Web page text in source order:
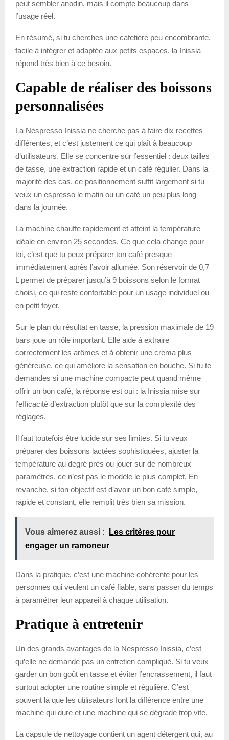
peut sembler anodin, mais il compte beaucoup dans
l’usage réel.
En résumé, si tu cherches une cafetière peu encombrante,
facile à intégrer et adaptée aux petits espaces, la Inissia
répond très bien à ce besoin.
Capable de réaliser des boissons
personnalisées
La Nespresso Inissia ne cherche pas à faire dix recettes
différentes, et c’est justement ce qui plaît à beaucoup
d’utilisateurs. Elle se concentre sur l’essentiel : deux tailles
de tasse, une extraction rapide et un café régulier. Dans la
majorité des cas, ce positionnement suffit largement si tu
veux un espresso le matin ou un café un peu plus long
dans la journée.
La machine chauffe rapidement et atteint la température
idéale en environ 25 secondes. Ce que cela change pour
toi, c’est que tu peux préparer ton café presque
immédiatement après l’avoir allumée. Son réservoir de 0,7
L permet de préparer jusqu’à 9 boissons selon le format
choisi, ce qui reste confortable pour un usage individuel ou
en petit foyer.
Sur le plan du résultat en tasse, la pression maximale de 19
bars joue un rôle important. Elle aide à extraire
correctement les arômes et à obtenir une crema plus
généreuse, ce qui améliore la sensation en bouche. Si tu te
demandes si une machine compacte peut quand même
offrir un bon café, la réponse est oui : la Inissia mise sur
l’efficacité d’extraction plutôt que sur la complexité des
réglages.
Il faut toutefois être lucide sur ses limites. Si tu veux
préparer des boissons lactées sophistiquées, ajuster la
température au degré près ou jouer sur de nombreux
paramètres, ce n’est pas le modèle le plus complet. En
revanche, si ton objectif est d’avoir un bon café simple,
rapide et constant, elle remplit très bien sa mission.
Vous aimerez aussi :
Les critères pour
engager un ramoneur
Dans la pratique, c’est une machine cohérente pour les
personnes qui veulent un café fiable, sans passer du temps
à paramétrer leur appareil à chaque utilisation.
Pratique à entretenir
Un des grands avantages de la Nespresso Inissia, c’est
qu’elle ne demande pas un entretien compliqué. Si tu veux
garder un bon goût en tasse et éviter l’encrassement, il faut
surtout adopter une routine simple et régulière. C’est
souvent là que les utilisateurs font la différence entre une
machine qui dure et une machine qui se dégrade trop vite.
La capsule de nettoyage contient un agent détergent qui, au